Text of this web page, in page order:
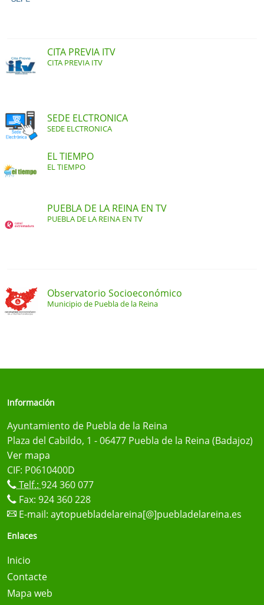
CITA PREVIA ITV
CITA PREVIA ITV
SEDE ELCTRONICA
SEDE ELCTRONICA
EL TIEMPO
EL TIEMPO
PUEBLA DE LA REINA EN TV
PUEBLA DE LA REINA EN TV
Observatorio Socioeconómico
Municipio de Puebla de la Reina
Información
Ayuntamiento de Puebla de la Reina
Plaza del Cabildo, 1 - 06477 Puebla de la Reina (Badajoz)
Ver mapa
CIF: P0610400D
Telf.: 924 360 077
Fax: 924 360 228
E-mail: aytopuebladelareina[@]puebladelareina.es
Enlaces
Inicio
Contacte
Mapa web